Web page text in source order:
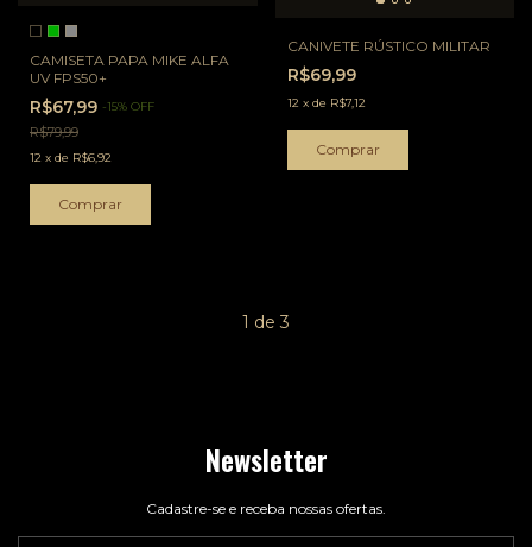
CAMISETA PAPA MIKE ALFA
UV FPS50+
R$67,99 -15% OFF
R$79,99
12 x de R$6,92
Comprar
CANIVETE RÚSTICO MILITAR
R$69,99
12 x de R$7,12
1 de 3
Newsletter
Cadastre-se e receba nossas ofertas.